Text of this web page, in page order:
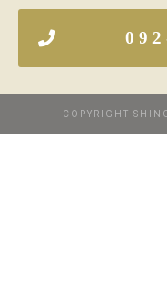
COPYRIGHT